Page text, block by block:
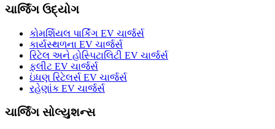
ચાર્જિંગ ઉદ્યોગ
કોમર્શિયલ પાર્કિંગ EV ચાર્જર્સ
કાર્યસ્થળના EV ચાર્જર્સ
રિટેલ અને હોસ્પિટાલિટી EV ચાર્જર્સ
ફ્લીટ EV ચાર્જર્સ
ઇંધણ રિટેલર્સ EV ચાર્જર્સ
રહેણાંક EV ચાર્જર્સ
ચાર્જિંગ સોલ્યુશન્સ